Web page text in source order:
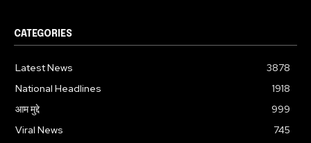
CATEGORIES
Latest News
3878
National Headlines
1918
आम मुद्दे
999
Viral News
745